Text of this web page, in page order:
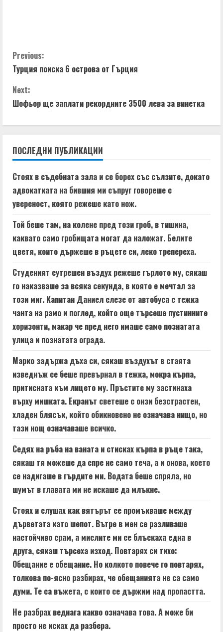
i
n
g
C
o
n
t
i
n
u
e
R
e
a
d
i
n
g
Previous:
Турция поиска 6 острова от Гърция
Next:
Шофьор ще заплати рекордните 3500 лева за винетка
ПОСЛЕДНИ ПУБЛИКАЦИИ
Стоях в съдебната зала и се борех със сълзите, докато
адвокатката на бившия ми съпруг говореше с
увереност, която режеше като нож.
Той беше там, на колене пред този гроб, в тишина,
каквато само гробищата могат да наложат. Белите
цветя, които държеше в ръцете си, леко трепереха.
Студеният сутрешен въздух режеше гърлото му, сякаш
го наказваше за всяка секунда, в която е мечтал за
този миг. Капитан Даниел слезе от автобуса с тежка
чанта на рамо и поглед, който още търсеше пустинните
хоризонти, макар че пред него имаше само познатата
улица и познатата ограда.
Марко задържа дъха си, сякаш въздухът в стаята
изведнъж се беше превърнал в тежка, мокра кърпа,
притисната към лицето му. Пръстите му застинаха
върху мишката. Екранът светеше с онзи безстрастен,
хладен блясък, който обикновено не означава нищо, но
тази нощ означаваше всичко.
Седях на ръба на ваната и стисках кърпа в ръце така,
сякаш тя можеше да спре не само теча, а и онова, което
се надигаше в гърдите ми. Водата беше спряла, но
шумът в главата ми не искаше да млъкне.
Стоях и слушах как вятърът се промъкваше между
дърветата като шепот. Вътре в мен се разливаше
настойчиво срам, а мислите ми се блъскаха една в
друга, сякаш търсеха изход. Повтарях си тихо:
Обещание е обещание. Но колкото повече го повтарях,
толкова по-ясно разбирах, че обещанията не са само
думи. Те са въжета, с които се държим над пропастта.
Не разбрах веднага какво означава това. А може би
просто не исках да разбера.